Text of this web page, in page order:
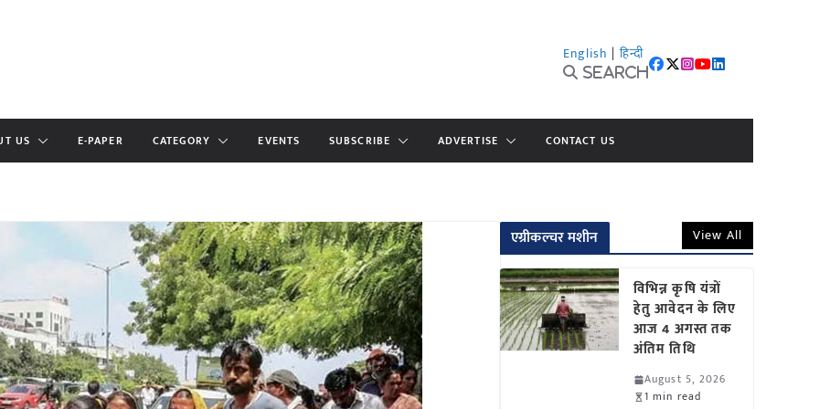
English | हिन्दी
Search
US E-PAPER CATEGORY EVENTS SUBSCRIBE ADVERTISE CONTACT US
एग्रीकल्चर मशीन View All
विभिन्न कृषि यंत्रों
हेतु आवेदन के लिए
आज 4 अगस्त तक
अंतिम तिथि
August 5, 2026
1 min read